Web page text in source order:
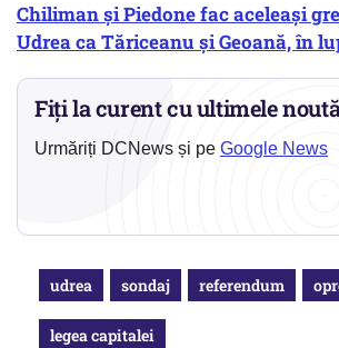
Chiliman și Piedone fac aceleași
Udrea ca Tăriceanu și Geoană, în
Fiți la curent cu ultimele
Urmăriți DCNews și pe Google News
udrea sondaj referendum
legea capitalei